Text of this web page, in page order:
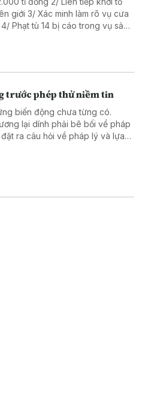
rõ vụ cưa
trước phép thử niềm tin
biến động chưa từng có.
lại dính phải bê bối về pháp